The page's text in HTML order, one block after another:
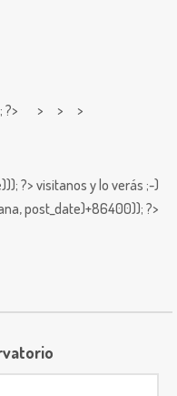
?> > > >
?>visitanos y lo verás ;-)
post_date)+86400)); ?>